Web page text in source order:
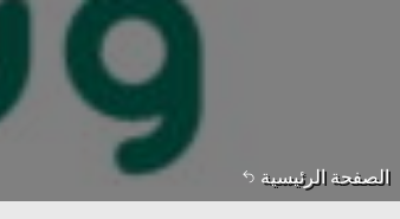
الصفحة الرئيسية